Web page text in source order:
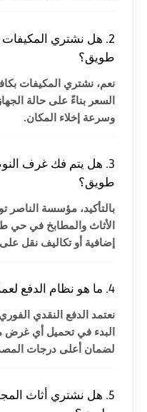
2. هل نشتري
طويق؟
نعم، نشتري المكيفات
السعر بناءً على حالة
وسرعة إخلاء المكان.
3. هل يتم فك غرف
طويق؟
بالتأكيد، مؤسسة الناصر
الأثاث والمطابخ في حي
إضافية أو تكاليف نقل
4. ما هو نظام الدفع لعملائنا في حي طويق؟
نعتمد الدفع النقدي
البدء في تحميل أي غرض
لضمان أعلى درجات
5. هل نشتري أثاث